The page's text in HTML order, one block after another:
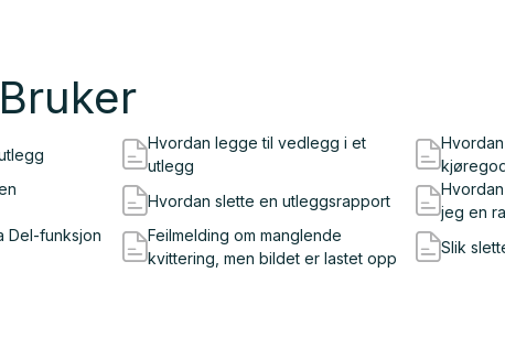
Hvordan legge til vedlegg i et
utlegg
Hvordan slette en utleggsrapport
jeg en
Del-funksjon
Feilmelding om manglende
kvittering, men bildet er lastet opp
Slik